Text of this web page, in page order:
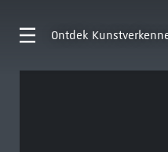
Ontdek